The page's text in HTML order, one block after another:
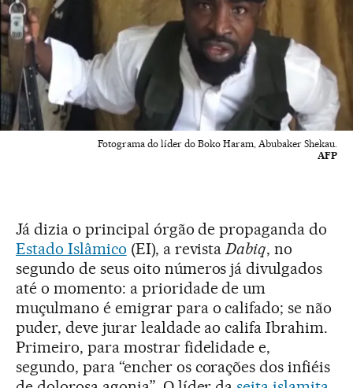
Fotograma do líder do Boko Haram, Abubaker Shekau.
AFP
Já dizia o principal órgão de propaganda do
Estado Islâmico (EI), a revista Dabiq, no
segundo de seus oito números já divulgados
até o momento: a prioridade de um
muçulmano é emigrar para o califado; se não
puder, deve jurar lealdade ao califa Ibrahim.
Primeiro, para mostrar fidelidade e,
segundo, para “encher os corações dos infiéis